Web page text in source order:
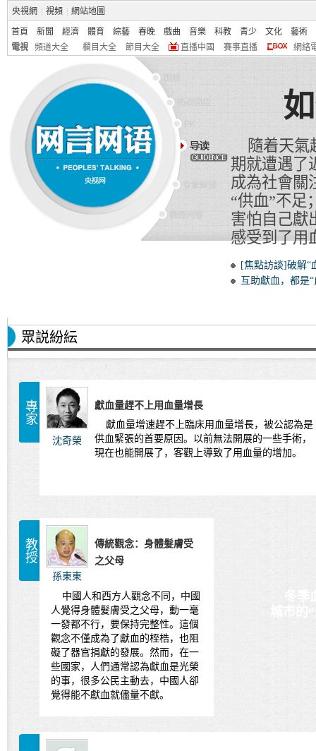
央視網 視頻 網站地圖
首頁 新聞 經濟 體育 綜藝 春晚 戲曲 音樂 科教 青少 文化
藝術
電視
頻道大全 欄目大全 節目大全 直播中國 賽事直播 網絡
隨着天氣
期就遭遇了
成為社會關
“供血”不足
害怕自己獻
感受到了用
[焦點訪談]破解“
互助獻血，都是
眾説紛紜
專家
沈奇榮
獻血量趕不上用血量增長
獻血量增速趕不上臨床用血量增長，被公認為是
供血緊張的首要原因。以前無法開展的一些手術，
現在也能開展了，客觀上導致了用血量的增加。
教授
孫東東
傳統觀念：身體髮膚受
之父母
中國人和西方人觀念不同，中國
人覺得身體髮膚受之父母，動一毫
一發都不行，要保持完整性。這個
觀念不僅成為了獻血的桎梏，也阻
礙了器官捐獻的發展。然而，在一
些國家，人們通常認為獻血是光榮
的事，很多公民主動去，中國人卻
覺得能不獻血就儘量不獻。
冬季